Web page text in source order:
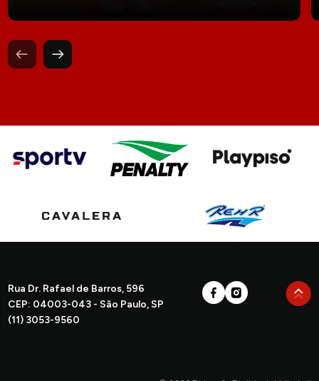
Rua Dr. Rafael de Barros, 596
CEP: 04003-043 - São Paulo, SP
(11) 3053-9560